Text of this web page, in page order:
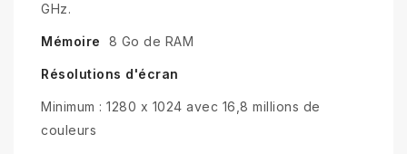
GHz.
Mémoire 8 Go de RAM
Résolutions d'écran
Minimum : 1280 x 1024 avec 16,8 millions de
couleurs